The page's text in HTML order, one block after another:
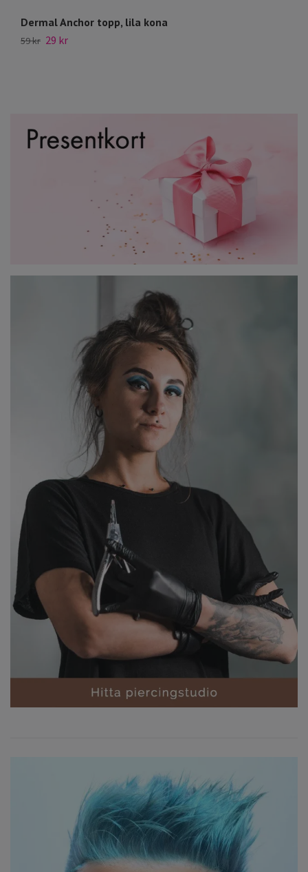
Dermal Anchor topp, lila kona
59 kr 29 kr